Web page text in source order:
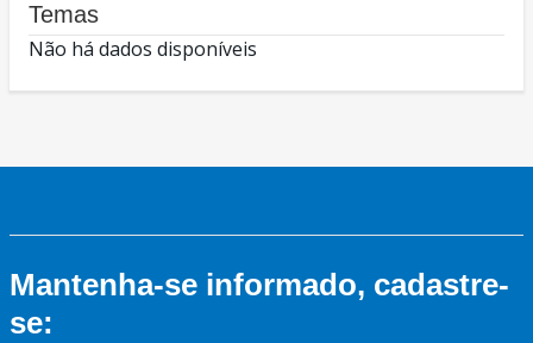
Temas
Não há dados disponíveis
Mantenha-se informado, cadastre-
se: